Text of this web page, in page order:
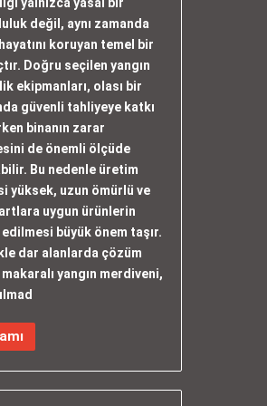
değil, aynı zamanda
koruyan temel bir
Doğru seçilen yangın
ekipmanları, olası bir
güvenli tahliyeye katkı
binanın zarar
de önemli ölçüde
Bu nedenle üretim
yüksek, uzun ömürlü ve
uygun ürünlerin
büyük önem taşır.
dar alanlarda çözüm
yangın merdiveni,